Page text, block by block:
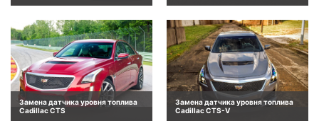
Замена датчика уровня топлива
Cadillac CTS
Замена датчика уровня топлива
Cadillac CTS-V